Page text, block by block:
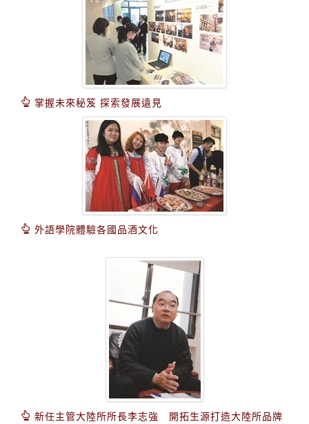
掌握未來秘笈 探索發展遠見
外語學院體驗各國品酒文化
新任主管大陸所所長李志強 開拓生源打造大陸所品牌